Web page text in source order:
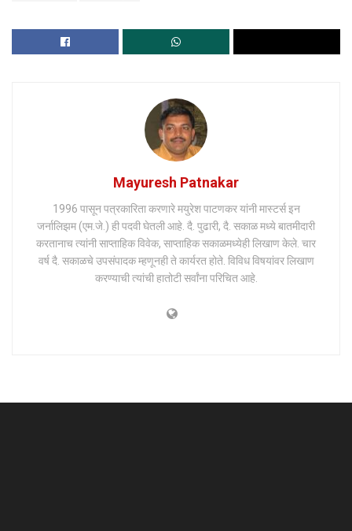
Mayuresh Patnakar
1996 पासून पत्रकारिता करणारे मयुरेश पाटणकर यांनी मास्टर्स इन
जर्नालिझम (एम.जे.) ही पदवी घेतली आहे. दै. पुढारी, दै. सकाळ मध्ये बातमीदारी
करतानाच त्यांनी साप्ताहिक विवेक, साप्ताहिक सकाळमध्येही लिखाण केले. चार
वर्ष दै. सकाळचे उपसंपादक म्हणूनही ते कार्यरत होते. विविध विषयांवर लिखाण
करण्याची त्यांची हातोटी सर्वांना परिचित आहे.